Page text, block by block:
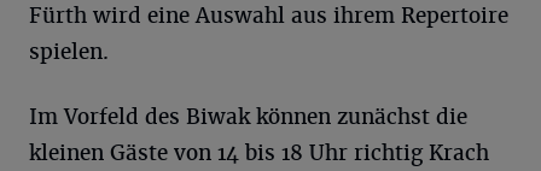
Fürth wird eine Auswahl aus ihrem Repertoire
spielen.
Im Vorfeld des Biwak können zunächst die
kleinen Gäste von 14 bis 18 Uhr richtig Krach